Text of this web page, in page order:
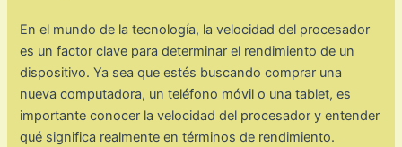
En el mundo de la tecnología, la velocidad del procesador
es un factor clave para determinar el rendimiento de un
dispositivo. Ya sea que estés buscando comprar una
nueva computadora, un teléfono móvil o una tablet, es
importante conocer la velocidad del procesador y entender
qué significa realmente en términos de rendimiento.